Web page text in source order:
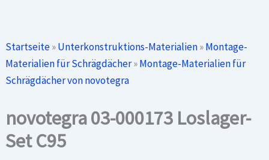
Startseite»Unterkonstruktions-Materialien»Montage-
Materialien für Schrägdächer»Montage-Materialien für
Schrägdächer von novotegra
novotegra 03-000173 Loslager-
Set C95